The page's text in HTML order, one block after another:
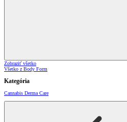
Zobraziť všetko
Všetko z Body Form
Kategória
Cannabis Derma Care